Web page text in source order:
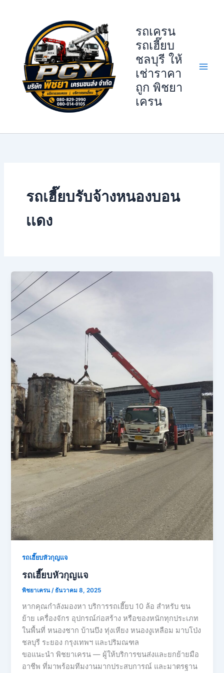
รถเครน
รถเฮี๊ยบ
ชลบุรี ให้
เช่าราคา
ถูก พิชยา
เครน
รถเฮี๊ยบรับจ้างหนองบอน
เเดง
รถเฮี๊ยบหัวกุญแจ
รถเฮี๊ยบหัวกุญแจ
พิชยาเครน / ธันวาคม 8, 2025
หากคุณกำลังมองหา บริการรถเฮี๊ยบ 10 ล้อ สำหรับ ขน
ย้าย เครื่องจักร อุปกรณ์ก่อสร้าง หรือของหนักทุกประเภท
ในพื้นที่ หนองชาก บ้านบึง ทุ่งเหียง หนองงูเหลือม มาบโป่ง
ชลบุรี ระยอง กรุงเทพฯ และปริมณฑล
ขอแนะนำ พิชยาเครน — ผู้ให้บริการขนส่งและยกย้ายมือ
อาชีพ ที่มาพร้อมทีมงานมากประสบการณ์ และมาตรฐาน